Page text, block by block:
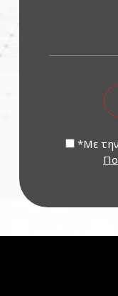
*Με